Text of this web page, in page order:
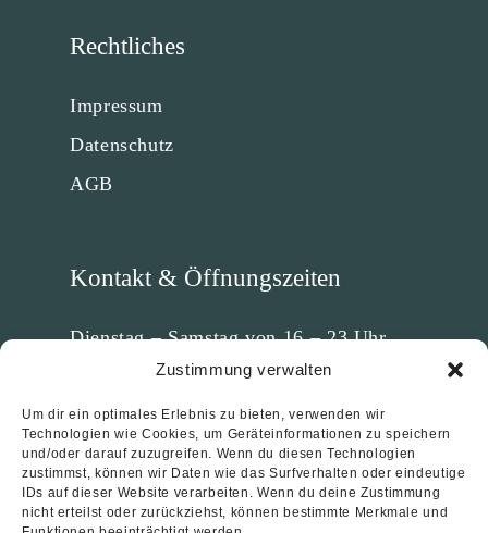
Zustimmung verwalten
Um dir ein optimales Erlebnis zu bieten, verwenden wir
Technologien wie Cookies, um Geräteinformationen zu speichern
und/oder darauf zuzugreifen. Wenn du diesen Technologien
zustimmst, können wir Daten wie das Surfverhalten oder eindeutige
IDs auf dieser Website verarbeiten. Wenn du deine Zustimmung
nicht erteilst oder zurückziehst, können bestimmte Merkmale und
e
o
o
u
t
r
a
m
A
o
n
d
s
r
Rechtliches
Impressum
Datenschutz
AGB
Kontakt & Öffnungszeiten
Dienstag – Samstag von 16 – 23 Uhr,
Sonntag und Montag geschlossen.
spontan vorbeikommen!
zur Kontaktseite
Google Maps